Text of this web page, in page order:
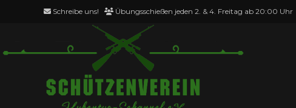
Schreibe uns! Übungsschießen jeden 2. & 4. Freitag ab 20:00 Uhr
Aktivitäten